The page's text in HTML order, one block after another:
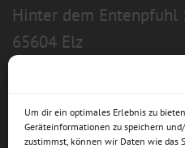
Um dir ein optimales Erlebnis zu
Geräteinformationen zu speichern
zustimmst, können wir Daten wie das
Hinter dem Entenpfuhl
65604 Elz